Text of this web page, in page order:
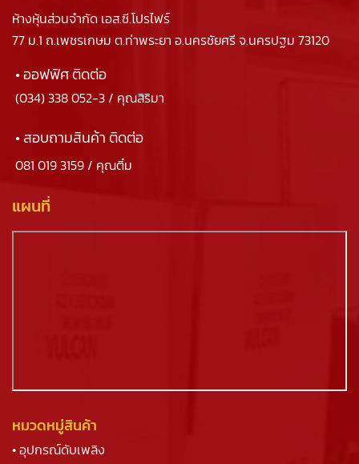
ห้างหุ้นส่วนจำกัด เอส.ซี.โปรไฟร์
77 ม.1 ถ.เพชรเกษม ต.ท่าพระยา อ.นครชัยศรี จ.นครปฐม 73120
• ออฟฟิศ ติดต่อ
(034) 338 052-3 / คุณสิริมา
• สอบถามสินค้า ติดต่อ
081 019 3159 / คุณติ๋ม
แผนที่
หมวดหมู่สินค้า
• อุปกรณ์ดับเพลิง